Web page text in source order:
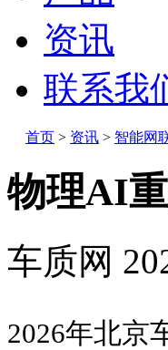
资讯
联系我
首页 > 资讯 > 智能网
物理AI
车质网
2026年北京